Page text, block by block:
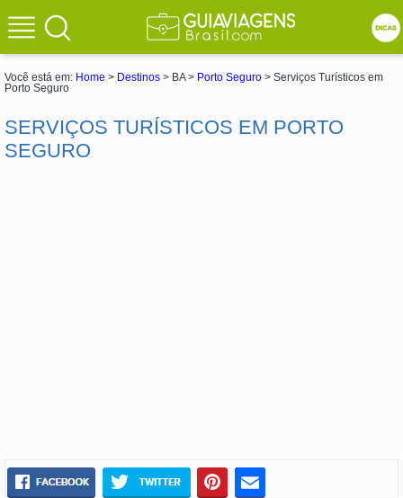
Você está em: Home > Destinos > BA > Porto Seguro > Serviços Turísticos em
Porto Seguro
SERVIÇOS TURÍSTICOS EM PORTO
SEGURO